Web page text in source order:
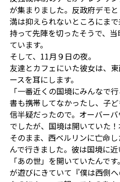
が集まりました。反政府デモ
満は抑えられないところにま
持って先陣を切ったそうで、
ています。
そして、11月９日の夜。
友達とカフェにいた彼女は、
ースを耳にします。
「一番近くの国境にみんなで
書も携帯してなかったし、子
信半疑だったので。オーバー
でしたが、国境は開いていた
そのまま、西ベルリンに亡命
んで行きました。彼は国境に
「あの世」を開いていたんで
が遊びにきていて『僕は西側